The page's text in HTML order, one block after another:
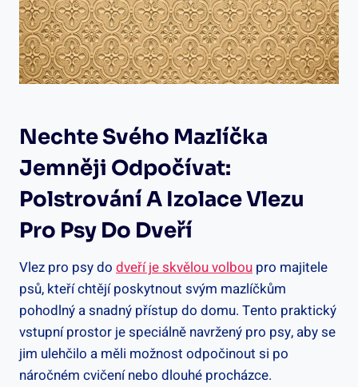
Nechte Svého Mazlíčka
Jemněji Odpočívat:
Polstrování A Izolace Vlezu
Pro Psy Do Dveří
Vlez pro psy do dveří je skvělou volbou pro majitele
psů, kteří chtějí poskytnout svým mazlíčkům
pohodlný a snadný přístup do domu. Tento praktický
vstupní prostor je speciálně navržený pro psy, aby se
jim ulehčilo a měli možnost odpočinout si po
náročném cvičení nebo dlouhé procházce.